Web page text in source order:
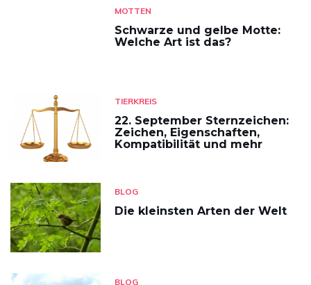
MOTTEN
Schwarze und gelbe Motte:
Welche Art ist das?
TIERKREIS
22. September Sternzeichen:
Zeichen, Eigenschaften,
Kompatibilität und mehr
BLOG
Die kleinsten Arten der Welt
BLOG